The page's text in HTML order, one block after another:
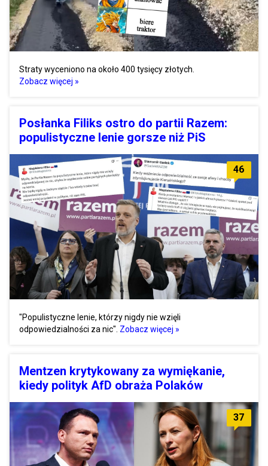
Straty wyceniono na około 400 tysięcy złotych.
Zobacz więcej »
Posłanka Filiks ostro do partii Razem:
populistyczne lenie gorsze niż PiS
46
"Populistyczne lenie, którzy nigdy nie wzięli
odpowiedzialności za nic". Zobacz więcej »
Mentzen krytykowany za wymiękanie,
kiedy polityk AfD obraża Polaków
37